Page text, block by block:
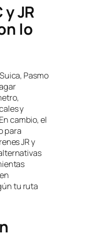
JR
lo
Pasmo
y
cambio, el
para
JR y
tu ruta